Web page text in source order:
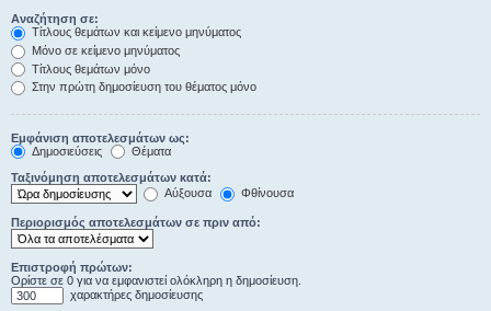
Αναζήτηση σε:
Τίτλους θεμάτων και κείμενο μηνύματος
Μόνο σε κείμενο μηνύματος
Τίτλους θεμάτων μόνο
Στην πρώτη δημοσίευση του θέματος μόνο
Εμφάνιση αποτελεσμάτων ως:
Δημοσιεύσεις
Θέματα
Ταξινόμηση αποτελεσμάτων κατά:
Αύξουσα
Φθίνουσα
Περιορισμός αποτελεσμάτων σε πριν από:
Επιστροφή πρώτων:
Ορίστε σε 0 για να εμφανιστεί ολόκληρη η δημοσίευση.
χαρακτήρες δημοσίευσης